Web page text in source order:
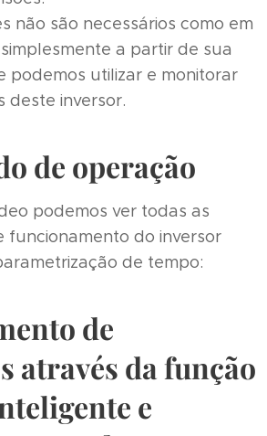
não são necessários como em
a partir de sua
podemos utilizar e monitorar
deste inversor.
de operação
podemos ver todas as
funcionamento do inversor
de tempo:
de
através da função
e